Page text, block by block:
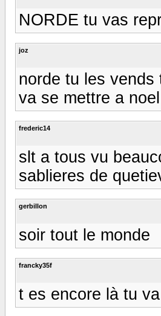
NORDE tu vas
joz
norde tu les vends
va se mettre a noel
frederic14
slt a tous vu
sablieres de
gerbillon
soir tout le monde
francky35f
t es encore là tu